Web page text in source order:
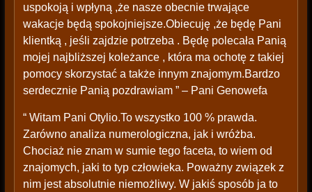
uspokoją i wpłyną ,że nasze obecnie trwające
wakacje będą spokojniejsze.Obiecuję ,że będę Pani
klientką , jeśli zajdzie potrzeba . Będę polecała Panią
mojej najbliższej koleżance , która ma ochotę z takiej
pomocy skorzystać a także innym znajomym.Bardzo
serdecznie Panią pozdrawiam ” – Pani Genowefa
“ Witam Pani Otylio.To wszystko 100 % prawda.
Zarówno analiza numerologiczna, jak i wróżba.
Chociaż nie znam w sumie tego faceta, to wiem od
znajomych, jaki to typ człowieka. Poważny związek z
nim jest absolutnie niemożliwy. W jakiś sposób ja to